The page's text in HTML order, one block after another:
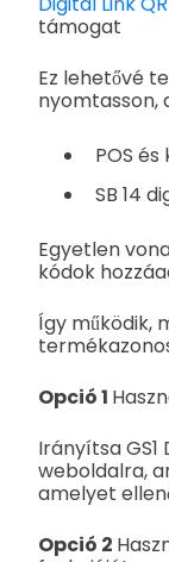
támogat
Ez lehetővé
nyomtasson,
POS
SB 14
Egyetlen
kódok
Így működik,
Opció 1
Irányítsa
weboldalra,
amelyet
Opció 2